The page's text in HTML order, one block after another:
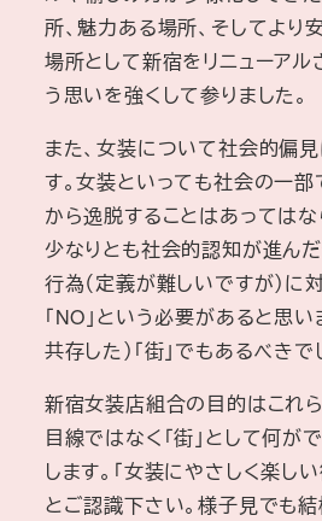
所、魅力ある場所、そしてより
場所として新宿をリニューア
う思いを強くして参りました。
また、女装について社会的偏
す。女装といっても社会の一部
から逸脱することはあってはな
少なりとも社会的認知が進ん
行為（定義が難しいですが）に
「NO」という必要があると思い
共存した）「街」でもあるべきで
新宿女装店組合の目的はこれ
目線ではなく「街」として何が
します。「女装にやさしく楽し
とご認識下さい。様子見でも